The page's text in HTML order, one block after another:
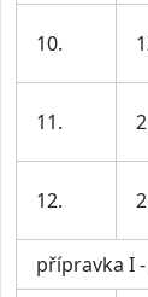
10.
11. 2
12.
přípravka I